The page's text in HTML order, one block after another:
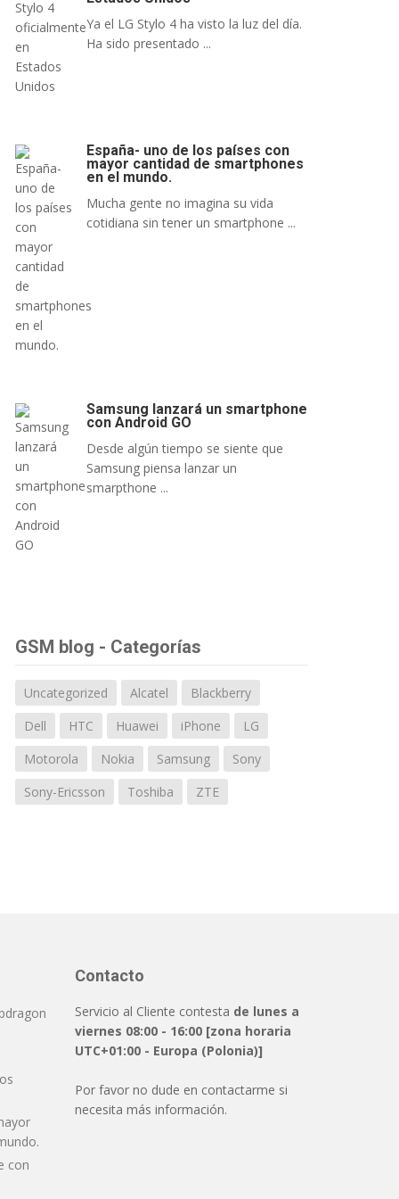
Ya el LG Stylo 4 ha visto la luz del día.
Ha sido presentado ...
España- uno de los países con
mayor cantidad de smartphones
en el mundo.
Mucha gente no imagina su vida
cotidiana sin tener un smartphone ...
Samsung lanzará un smartphone
con Android GO
Desde algún tiempo se siente que
Samsung piensa lanzar un
smarpthone ...
GSM blog - Categorías
Uncategorized Alcatel
Blackberry
Dell
HTC Huawei iPhone
LG
Motorola
Nokia Samsung
Sony
Sony-Ericsson
Toshiba ZTE
con
Contacto
Servicio al Cliente contesta de lunes a
viernes 08:00 - 16:00 [zona horaria
UTC+01:00 - Europa (Polonia)]
Por favor no dude en contactarme si
necesita más información.